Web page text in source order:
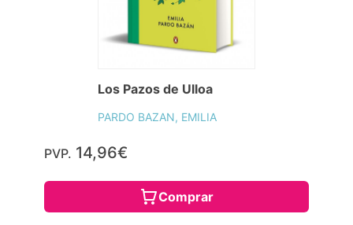
Los Pazos de Ulloa
PARDO BAZAN, EMILIA
PVP. 14,96€
Comprar